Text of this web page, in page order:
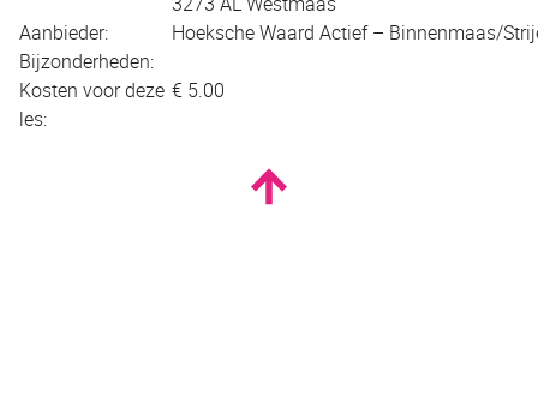
Aanbieder:
Hoeksche Waard Actief – Binnenmaas/
Bijzonderheden:
Kosten voor deze
les:
€ 5.00